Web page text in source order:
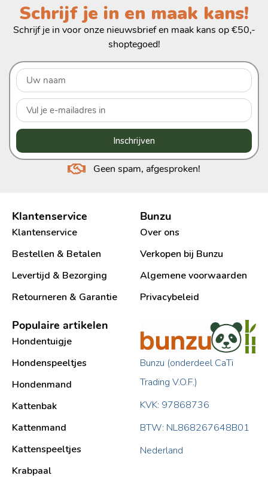
Schrijf je in en maak kans!
Schrijf je in voor onze nieuwsbrief en maak kans op €50,-
shoptegoed!
Inschrijven
Geen spam, afgesproken!
Klantenservice
Klantenservice
Bestellen & Betalen
Levertijd & Bezorging
Retourneren & Garantie
Bunzu
Over ons
Verkopen bij Bunzu
Algemene voorwaarden
Privacybeleid
Populaire artikelen
Hondentuigje
Hondenspeeltjes
Hondenmand
Kattenbak
Kattenmand
Kattenspeeltjes
Krabpaal​
Bunzu (onderdeel CaTi
Trading V.O.F.)
KVK: 97868736
BTW: NL868267648B01
Nederland